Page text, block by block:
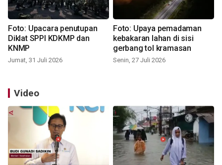
Foto: Upacara penutupan
Diklat SPPI KDKMP dan
KNMP
Jumat, 31 Juli 2026
Foto: Upaya pemadaman
kebakaran lahan di sisi
gerbang tol kramasan
Senin, 27 Juli 2026
Video